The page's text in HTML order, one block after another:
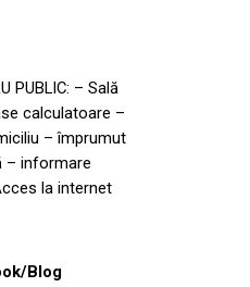
PUBLIC: – Sală
calculatoare –
– împrumut
– informare
la internet
Blog